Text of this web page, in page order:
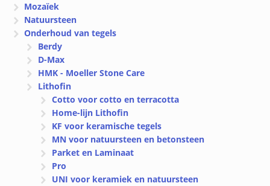
Mozaïek
Natuursteen
Onderhoud van tegels
Berdy
D-Max
HMK - Moeller Stone Care
Lithofin
Cotto voor cotto en terracotta
Home-lijn Lithofin
KF voor keramische tegels
MN voor natuursteen en betonsteen
Parket en Laminaat
Pro
UNI voor keramiek en natuursteen